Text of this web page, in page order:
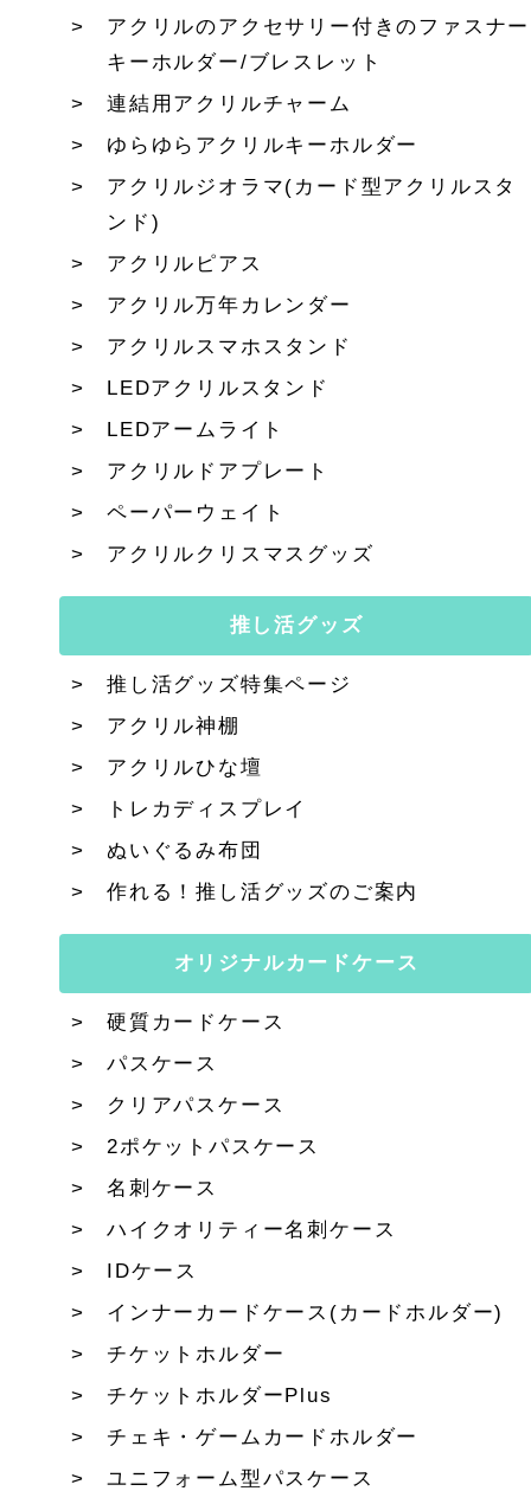
アクリルのアクセサリー付きのファスナー
キーホルダー/ブレスレット
連結用アクリルチャーム
ゆらゆらアクリルキーホルダー
アクリルジオラマ(カード型アクリルスタ
ンド)
アクリルピアス
アクリル万年カレンダー
アクリルスマホスタンド
LEDアクリルスタンド
LEDアームライト
アクリルドアプレート
ペーパーウェイト
アクリルクリスマスグッズ
推し活グッズ
推し活グッズ特集ページ
アクリル神棚
アクリルひな壇
トレカディスプレイ
ぬいぐるみ布団
作れる！推し活グッズのご案内
オリジナルカードケース
硬質カードケース
パスケース
クリアパスケース
2ポケットパスケース
名刺ケース
ハイクオリティー名刺ケース
IDケース
インナーカードケース(カードホルダー)
チケットホルダー
チケットホルダーPlus
チェキ・ゲームカードホルダー
ユニフォーム型パスケース